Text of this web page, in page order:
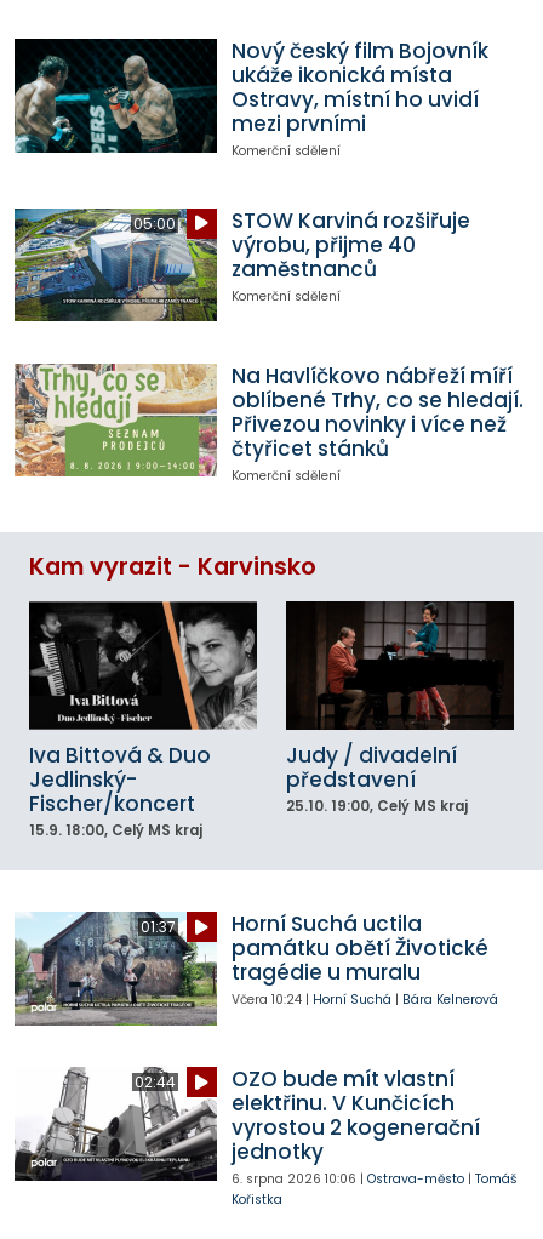
Nový český film Bojovník
ukáže ikonická místa
Ostravy, místní ho uvidí
mezi prvními
Komerční sdělení
05:00
STOW Karviná rozšiřuje
výrobu, přijme 40
zaměstnanců
Komerční sdělení
Na Havlíčkovo nábřeží míří
oblíbené Trhy, co se hledají.
Přivezou novinky i více než
čtyřicet stánků
Komerční sdělení
Kam vyrazit - Karvinsko
Iva Bittová & Duo
Jedlinský-
Fischer/koncert
15.9. 18:00, Celý MS kraj
Judy / divadelní
představení
25.10. 19:00, Celý MS kraj
01:37
Horní Suchá uctila
památku obětí Životické
tragédie u muralu
Včera 10:24| Horní Suchá | Bára Kelnerová
02:44
OZO bude mít vlastní
elektřinu. V Kunčicích
vyrostou 2 kogenerační
jednotky
6. srpna 2026 10:06 | Ostrava-město| Tomáš
Kořistka